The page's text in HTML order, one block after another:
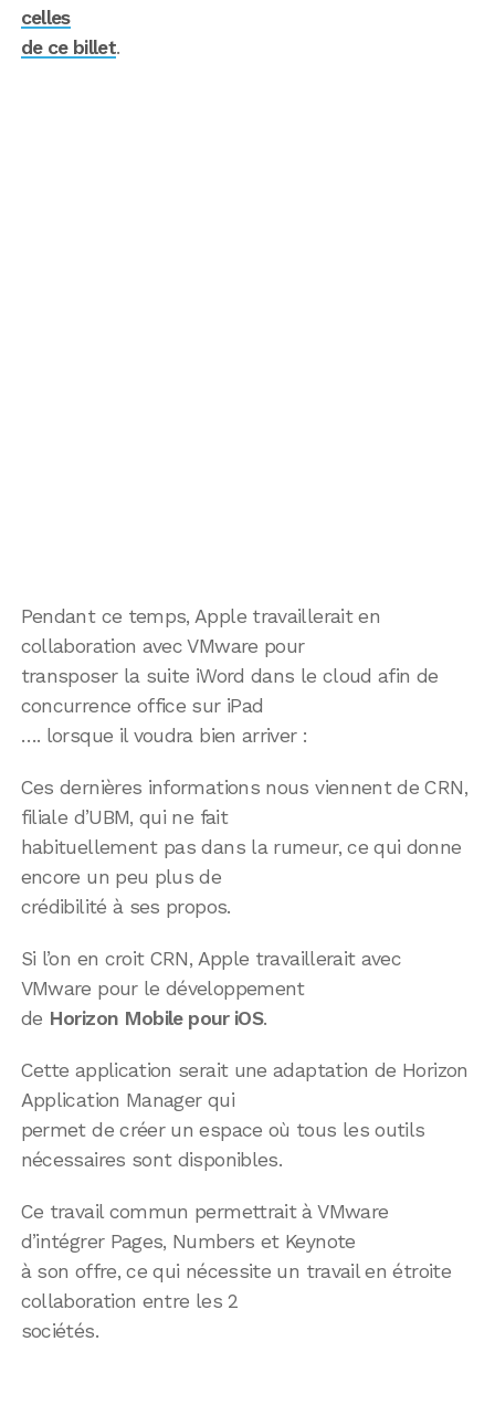
celles
de ce billet.
Pendant ce temps, Apple travaillerait en
collaboration avec VMware pour
transposer la suite iWord dans le cloud afin de
concurrence office sur iPad
…. lorsque il voudra bien arriver :
Ces dernières informations nous viennent de CRN,
filiale d’UBM, qui ne fait
habituellement pas dans la rumeur, ce qui donne
encore un peu plus de
crédibilité à ses propos.
Si l’on en croit CRN, Apple travaillerait avec
VMware pour le développement
de Horizon Mobile pour iOS.
Cette application serait une adaptation de Horizon
Application Manager qui
permet de créer un espace où tous les outils
nécessaires sont disponibles.
Ce travail commun permettrait à VMware
d’intégrer Pages, Numbers et Keynote
à son offre, ce qui nécessite un travail en étroite
collaboration entre les 2
sociétés.